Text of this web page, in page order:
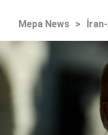
Mepa News >